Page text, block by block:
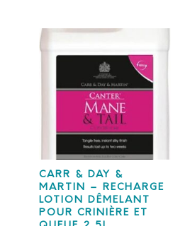
CARR & DAY &
MARTIN – RECHARGE
LOTION DÊMELANT
POUR CRINIÈRE ET